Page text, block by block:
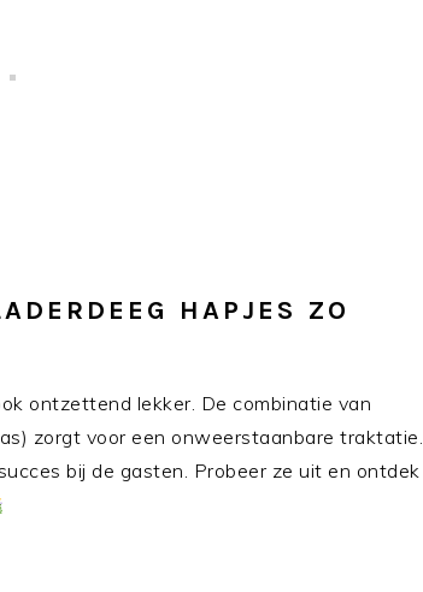
HAPJES ZO
ontzettend lekker. De combinatie van
zorgt voor een onweerstaanbare traktatie.
bij de gasten. Probeer ze uit en ontdek